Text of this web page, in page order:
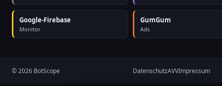
Google-Firebase
Monitor
GumGum
Ads
© 2026 BotScope DatenschutzAVVImpressum